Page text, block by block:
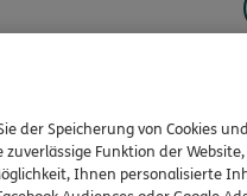
Das könnte Sie
der Speicherung von Cookies
Funktion der
Ihnen personalisierte